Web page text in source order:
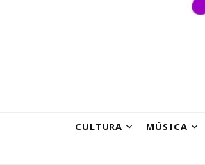
CULTURA MÚSICA